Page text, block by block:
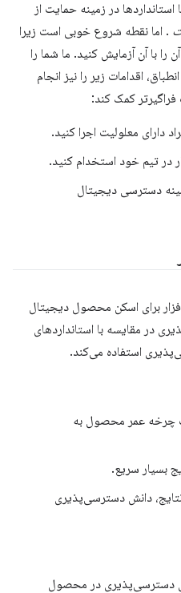
در زمینه حمایت از
. اما نقطه شروع خوبی است زیرا
را با آن آزمایش کنید. ما شما را
اقدامات زیر را نیز انجام
کمک کند:
دارای معلولیت اجرا کنید.
در تیم خود استخدام کنید.
دسترسی دیجیتال
برای اسکن محصول دیجیتال
در مقایسه با استانداردهای
استفاده می‌کند.
چرخه عمر محصول به
بسیار سریع.
دانش دسترسی‌پذیری
دسترسی‌پذیری در محصول